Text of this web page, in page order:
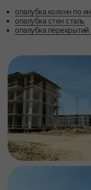
опалубка колонн по
опалубка стен сталь
опалубка перекрытий